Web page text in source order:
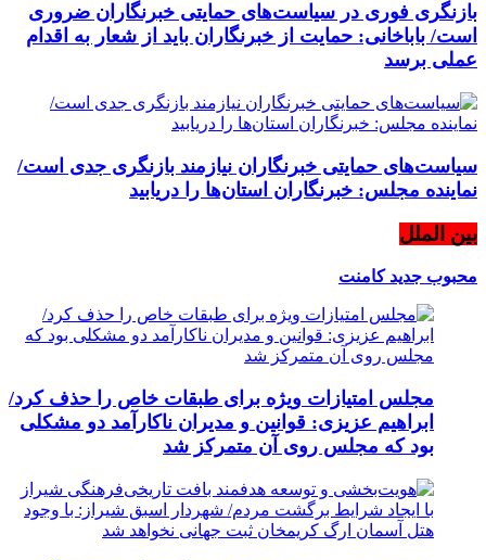
بازنگری فوری در سیاست‌های حمایتی خبرنگاران ضروری
است/ باباخانی: حمایت از خبرنگاران باید از شعار به اقدام
عملی برسد
سیاست‌های حمایتی خبرنگاران نیازمند بازنگری جدی است/
نماینده مجلس: خبرنگاران استان‌ها را دریابید
بین الملل
محبوب جدیدکامنت
مجلس امتیازات ویژه برای طبقات خاص را حذف کرد/
ابراهیم عزیزی: قوانین و مدیران ناکارآمد دو مشکلی
بود که مجلس روی آن متمرکز شد